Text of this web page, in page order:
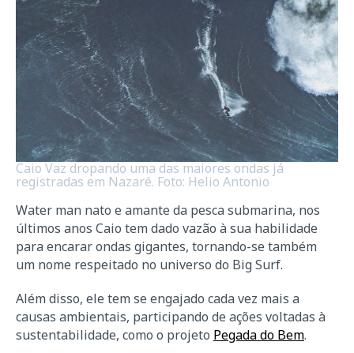
Caio Vaz dropando uma das maiores ondas já
registradas em Nazaré. Foto: Helio Antonio
Water man nato e amante da pesca submarina, nos
últimos anos Caio tem dado vazão à sua habilidade
para encarar ondas gigantes, tornando-se também
um nome respeitado no universo do Big Surf.
Além disso, ele tem se engajado cada vez mais a
causas ambientais, participando de ações voltadas à
sustentabilidade, como o projeto Pegada do Bem.